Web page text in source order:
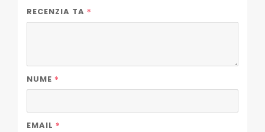
RECENZIA TA *
NUME *
EMAIL *